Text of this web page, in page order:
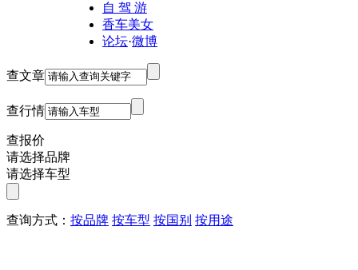
自 驾 游
香车美女
论坛·微博
查文章
查行情
查报价
请选择品牌
请选择车型
查询方式： 按品牌 按车型 按国别 按用途